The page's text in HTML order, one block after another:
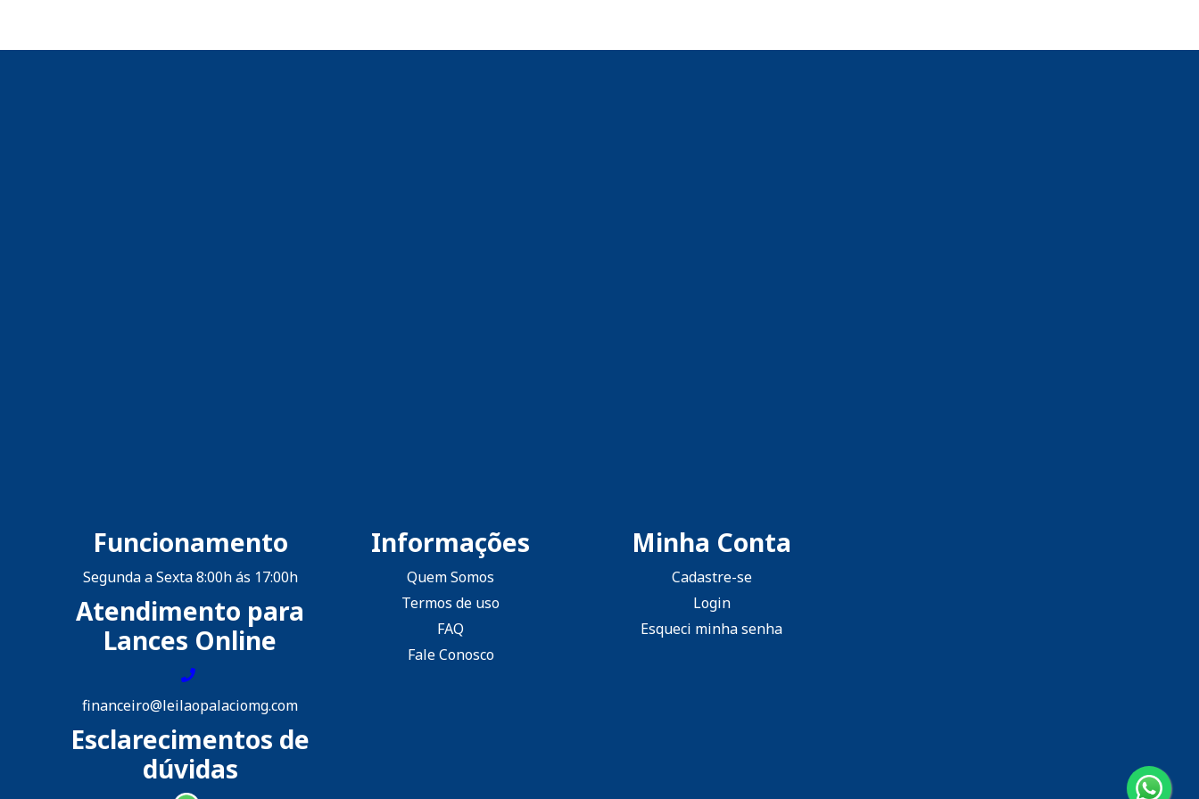
Funcionamento
Segunda a Sexta 8:00h ás 17:00h
Atendimento para
Lances Online
financeiro@leilaopalaciomg.com
Esclarecimentos de
dúvidas
Informações
Quem Somos
Termos de uso
FAQ
Fale Conosco
Minha Conta
Cadastre-se
Login
Esqueci minha senha